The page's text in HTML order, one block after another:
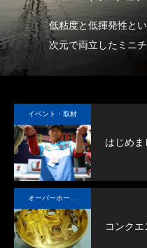
ロ
低粘度と低揮発性と
次元で両立したミニ
ている）
すぐに揮発しない（
この本来相反する特
るのがMBOです。
オイル先進国アメリ
のオイルで、航空機
品です。
大まかな目安として
イベント・取材
はじめま
コンク